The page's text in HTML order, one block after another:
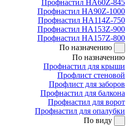
Профнастил НА60Z-845
Профнастил НА90Z-1000
Профнастил НА114Z-750
Профнастил НА153Z-900
Профнастил НА157Z-800
По назначению
По назначению
Профнастил для крыши
Профлист стеновой
Профлист для заборов
Профнастил для балкона
Профнастил для ворот
Профнастил для опалубки
По виду